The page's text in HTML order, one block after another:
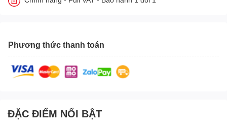
Phương thức thanh toán
ĐẶC ĐIỂM NỔI BẬT